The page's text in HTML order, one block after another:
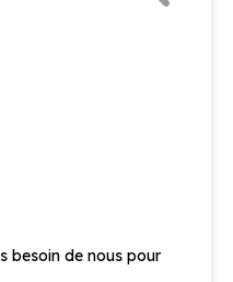
besoin de nous pour